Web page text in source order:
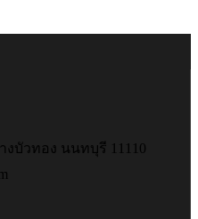
งบัวทอง นนทบุรี 11110